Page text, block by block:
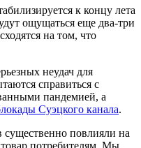
к концу лета
ощущаться еще два-три
на том, что
неудач для
справиться с
пандемией, а
Суэцкого канала.
повлияли на
товар потребителям. Мы